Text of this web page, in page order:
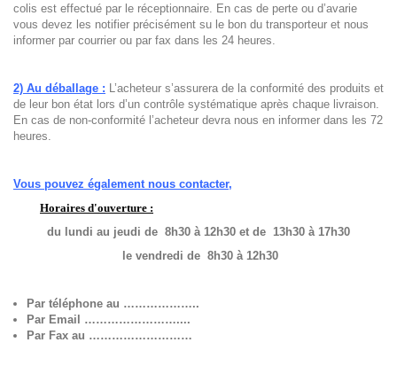
colis est effectué par le réceptionnaire. En cas de perte ou d’avarie
vous devez les notifier précisément su le bon du transporteur et nous
informer par courrier ou par fax dans les 24 heures.
2) Au déballage : L’acheteur s’assurera de la conformité des produits et
de leur bon état lors d’un contrôle systématique après chaque livraison.
En cas de non-conformité l’acheteur devra nous en informer dans les 72
heures.
Vous pouvez également nous contacter,
Horaires d'ouverture :
du lundi au jeudi de 8h30 à 12h30 et de 13h30 à 17h30
le vendredi de 8h30 à 12h30
Par téléphone au ………………..
Par Email ……………………....
Par Fax au ………………………